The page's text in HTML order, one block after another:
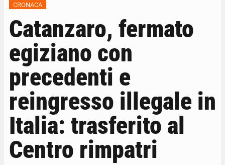
CRONACA
Catanzaro, fermato
egiziano con
precedenti e
reingresso illegale in
Italia: trasferito al
Centro rimpatri